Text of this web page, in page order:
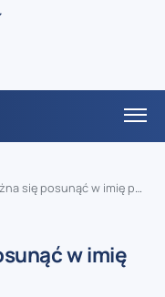
w imię porządku publicznego?
w imię